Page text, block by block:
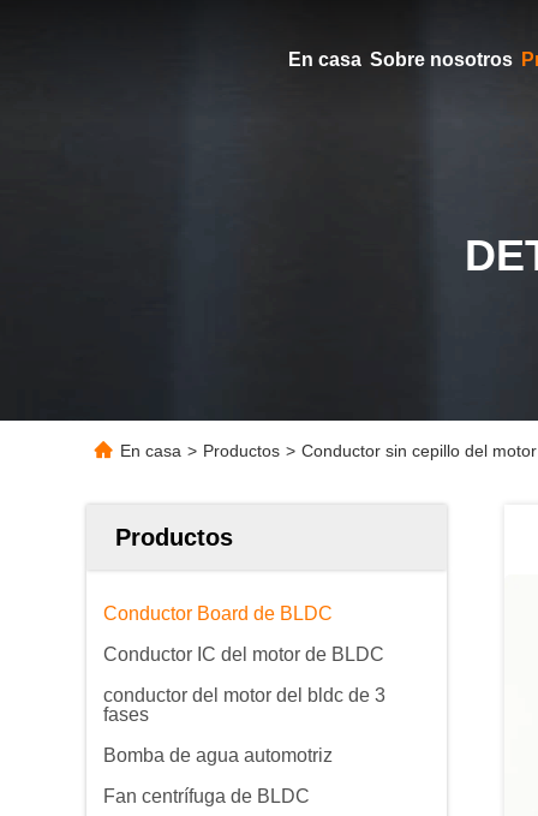
En casa Sobre nosotros
En casa > Productos > Conductor sin cepillo del
Productos
Conductor Board de BLDC
Conductor IC del motor de BLDC
conductor del motor del bldc de 3
fases
Bomba de agua automotriz
Fan centrífuga de BLDC